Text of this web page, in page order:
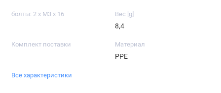
болты: 2 x M3 x 16 Вес [g]
8,4
Комплект поставки Материал
PPE
Все характеристики